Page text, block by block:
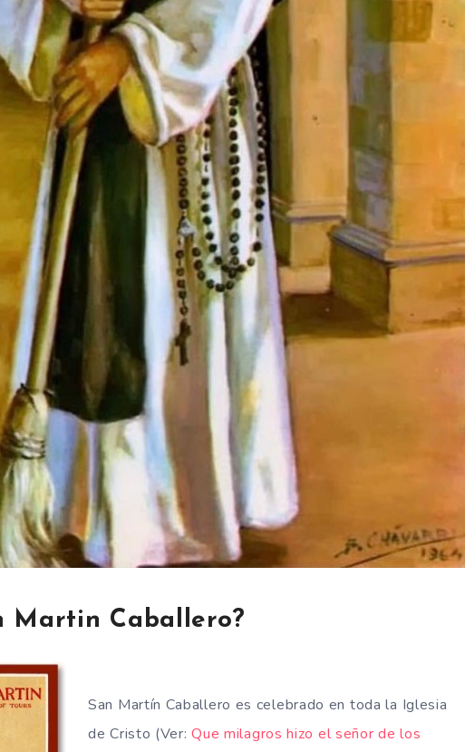
Martin Caballero?
San Martín Caballero es celebrado en toda la Iglesia
de Cristo (Ver:Que milagros hizo el señor de los